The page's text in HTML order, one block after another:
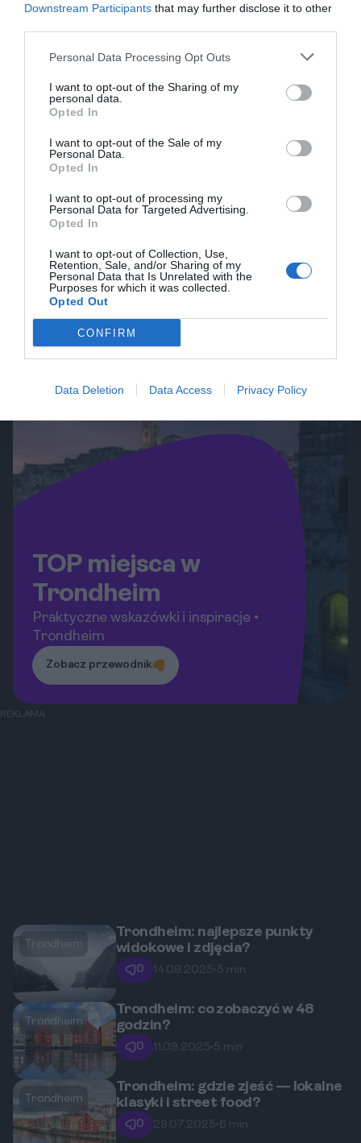
Downstream Participants that may further disclose it to other
Personal Data Processing Opt Outs
I want to opt-out of the Sharing of my
personal data.
Opted In
I want to opt-out of the Sale of my
Personal Data.
Opted In
I want to opt-out of processing my
Personal Data for Targeted Advertising.
Opted In
I want to opt-out of Collection, Use,
Retention, Sale, and/or Sharing of my
Personal Data that Is Unrelated with the
Purposes for which it was collected.
Opted Out
CONFIRM
Data Deletion Data Access Privacy Policy
najtaniej dotrzeć do Trondheim? Ten
kompleksowy poradnik pomoże Ci
znaleźć najlepsze połączenia lotnicze z
bezpośrednie i z przesiadkami,
lotniska, aby Twój wyjazd był
12.07.2026
Norwegia - 3 dni
miasto Norwegii, to idealne połączenie
krajobrazów. Ten kompleksowy
dzięki czemu maksymalnie
miasta.
Trondheim: gdzie szukać i co
zamówić?
największego skarbu – świeżych ryb i
targ rybny Ravnkloa, wskaże najlepsze
restauracje serwujące morskie
królewskiego kraba po kontrowersyjny
rakfisk, musisz spróbować, aby w pełni
poczuć smak fiordów.
1 06.06.2026 •10 min
TOP miejsca w
Trondheim
Praktyczne wskazówki i inspiracje •
Trondheim
Zobacz przewodnik
REKLAMA
Trondheim
Trondheim: najlepsze punkty
widokowe i zdjęcia?
0 14.09.2025• 5 min
Trondheim
Trondheim: co zobaczyć w 48
godzin?
0 11.09.2025• 5 min
Trondheim
Trondheim: gdzie zjeść — lokalne
klasyki i street food?
0 29.07.2025• 6 min